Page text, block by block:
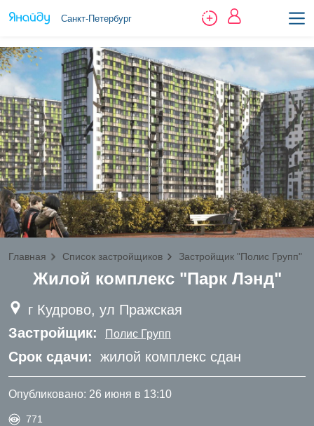
Санкт-Петербург
Главная Список застройщиков Застройщик "Полис Групп"
Жилой комплекс "Парк Лэнд"
г Кудрово, ул Пражская
Застройщик:
Полис Групп
Срок сдачи: жилой комплекс сдан
Опубликовано: 26 июня в 13:10
771